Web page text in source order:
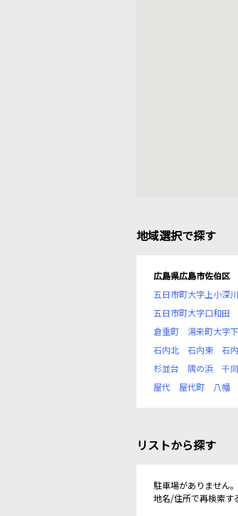
地域選択で探す
広島県広島市佐伯区
五日市町大字上小深川
五日市町大字口和田
倉重町
湯来町大字下
石内北
石内東 石
杉並台
隅の浜 千同
屋代
屋代町 八幡
リストから探す
駐車場がありません。
地名/住所で再検索す